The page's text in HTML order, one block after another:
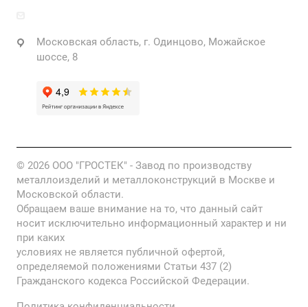
Московская область, г. Одинцово, Можайское
шоссе, 8
© 2026 ООО "ГРОСТЕК" - Завод по производству
металлоизделий и металлоконструкций в Москве и
Московской области.
Обращаем ваше внимание на то, что данный сайт
носит исключительно информационный характер и ни
при каких
условиях не является публичной офертой,
определяемой положениями Статьи 437 (2)
Гражданского кодекса Российской Федерации.